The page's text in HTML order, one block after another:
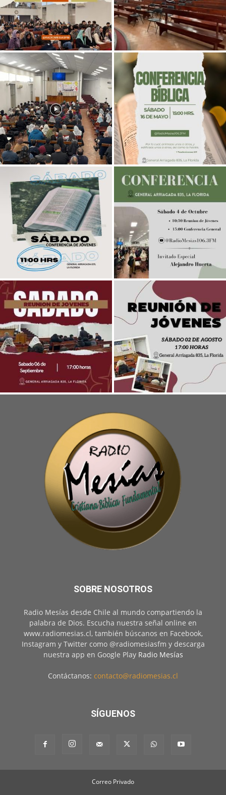
SOBRE NOSOTROS
Radio Mesías desde Chile al mundo compartiendo la
palabra de Dios. Escucha nuestra señal online en
www.radiomesias.cl, también búscanos en Facebook,
Instagram y Twitter como @radiomesiasfm y descarga
nuestra app en Google Play Radio Mesías
Contáctanos: contacto@radiomesias.cl
SÍGUENOS
Correo Privado